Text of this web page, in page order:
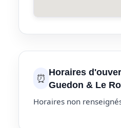
⏰ Horaires
Guedon & Le
Horaires non